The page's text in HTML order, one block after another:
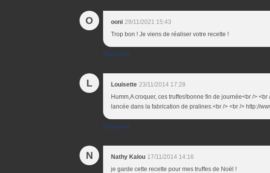
O ooni 29/11/2021 15:43
Trop bon ! Je viens de réaliser votre recette !
Répondre
L Louisette 23/11/2014 17:28
Humm,A croquer, ces truffes!bonne fin de journée<br />
lancée dans la fabrication de pralines.<br /> <br /> http://
Répondre
N Nathy Kalou 17/11/2014 14:16
je garde cette recette pour mes truffes de Noël !